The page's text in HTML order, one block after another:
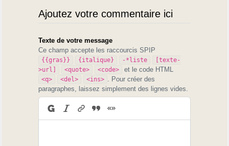
Ajoutez votre commentaire ici
Texte de votre message
Ce champ accepte les raccourcis SPIP
{{gras}} {italique} -*liste
[texte-
>url]
<quote> <code> et le code HTML
<q> <del> <ins>
. Pour créer des
paragraphes, laissez simplement des lignes vides.